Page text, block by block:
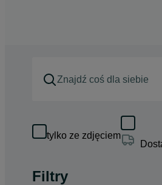
tylko ze zdjęciem
Filtry